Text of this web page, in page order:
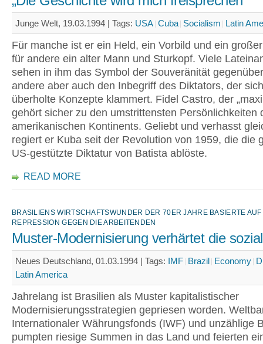
Junge Welt, 19.03.1994 | Tags: USA Cuba Socialism Latin
Für manche ist er ein Held, ein Vorbild und ein
für andere ein alter Mann und Sturkopf. Viele
sehen in ihm das Symbol der Souveränität
andere aber auch den Inbegriff des Diktators, der
überholte Konzepte klammert. Fidel Castro, der
gehört sicher zu den umstrittensten Persönlichkeiten
amerikanischen Kontinents. Geliebt und verhasst
regiert er Kuba seit der Revolution von 1959, die die
US-gestützte Diktatur von Batista ablöste.
READ MORE
BRASILIENS WIRTSCHAFTSWUNDER DER 70ER JAHRE BASIERTE
REPRESSION GEGEN DIE ARBEITENDEN
Muster-Modernisierung verhärtet die
Neues Deutschland, 01.03.1994 | Tags: IMF Brazil Economy
Latin America
Jahrelang ist Brasilien als Muster kapitalistischer
Modernisierungsstrategien gepriesen worden.
Internationaler Währungsfonds (IWF) und unzählige
pumpten riesige Summen in das Land und feierten